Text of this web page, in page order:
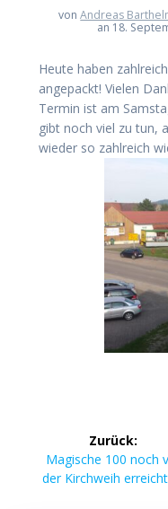
vonAndreas
an 18.
Heute haben
angepackt! Vielen
Termin ist am
gibt noch viel zu tun,
wieder so zahlreich
Zurück:
Vorheriger
Beitrag:
Magische 100 noch
der Kirchweih